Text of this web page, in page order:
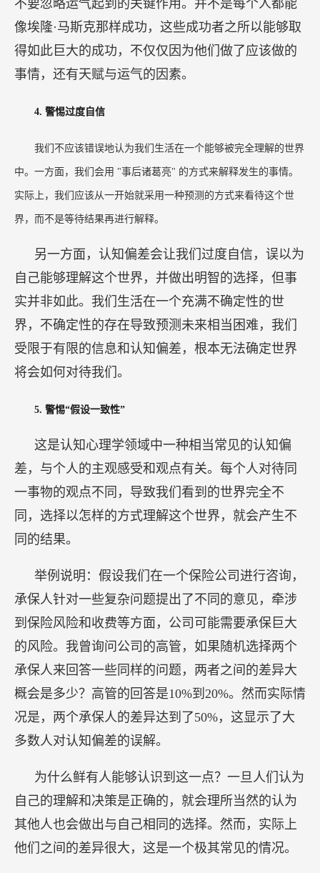
界，而不是等待结果再进行解释。
另一方面，认知偏差会让我们过度自信，误以为
自己能够理解这个世界，并做出明智的选择，但事
实并非如此。我们生活在一个充满不确定性的世
受限于有限的信息和认知偏差，根本无法确定世界
将会如何对待我们。
5.警惕“假设一致性”
这是认知心理学领域中一种相当常见的认知偏
差，与个人的主观感受和观点有关。每个人对待同
一事物的观点不同，导致我们看到的世界完全不
同，选择以怎样的方式理解这个世界，就会产生不
同的结果。
举例说明：假设我们在一个保险公司进行咨询，
承保人针对一些复杂问题提出了不同的意见，牵涉
的风险。我曾询问公司的高管，如果随机选择两个
承保人来回答一些同样的问题，两者之间的差异大
概会是多少？高管的回答是10%到20%。然而实际情
况是，两个承保人的差异达到了50%，这显示了大
多数人对认知偏差的误解。
为什么鲜有人能够认识到这一点？一旦人们认为
自己的理解和决策是正确的，就会理所当然的认为
其他人也会做出与自己相同的选择。然而，实际上
他们之间的差异很大，这是一个极其常见的情况。
这种现象广泛存在于人们对待事物和看待世界的
方式中，案例随处可见。例如，法官判刑时，不同
法官对同一案件的判决可能会存在50%的差异。公
也可能差异巨大。
我们往往认为别人看到的世界和我们看到的是相
同的，如果使用自己的经验和观点来评估别人的观